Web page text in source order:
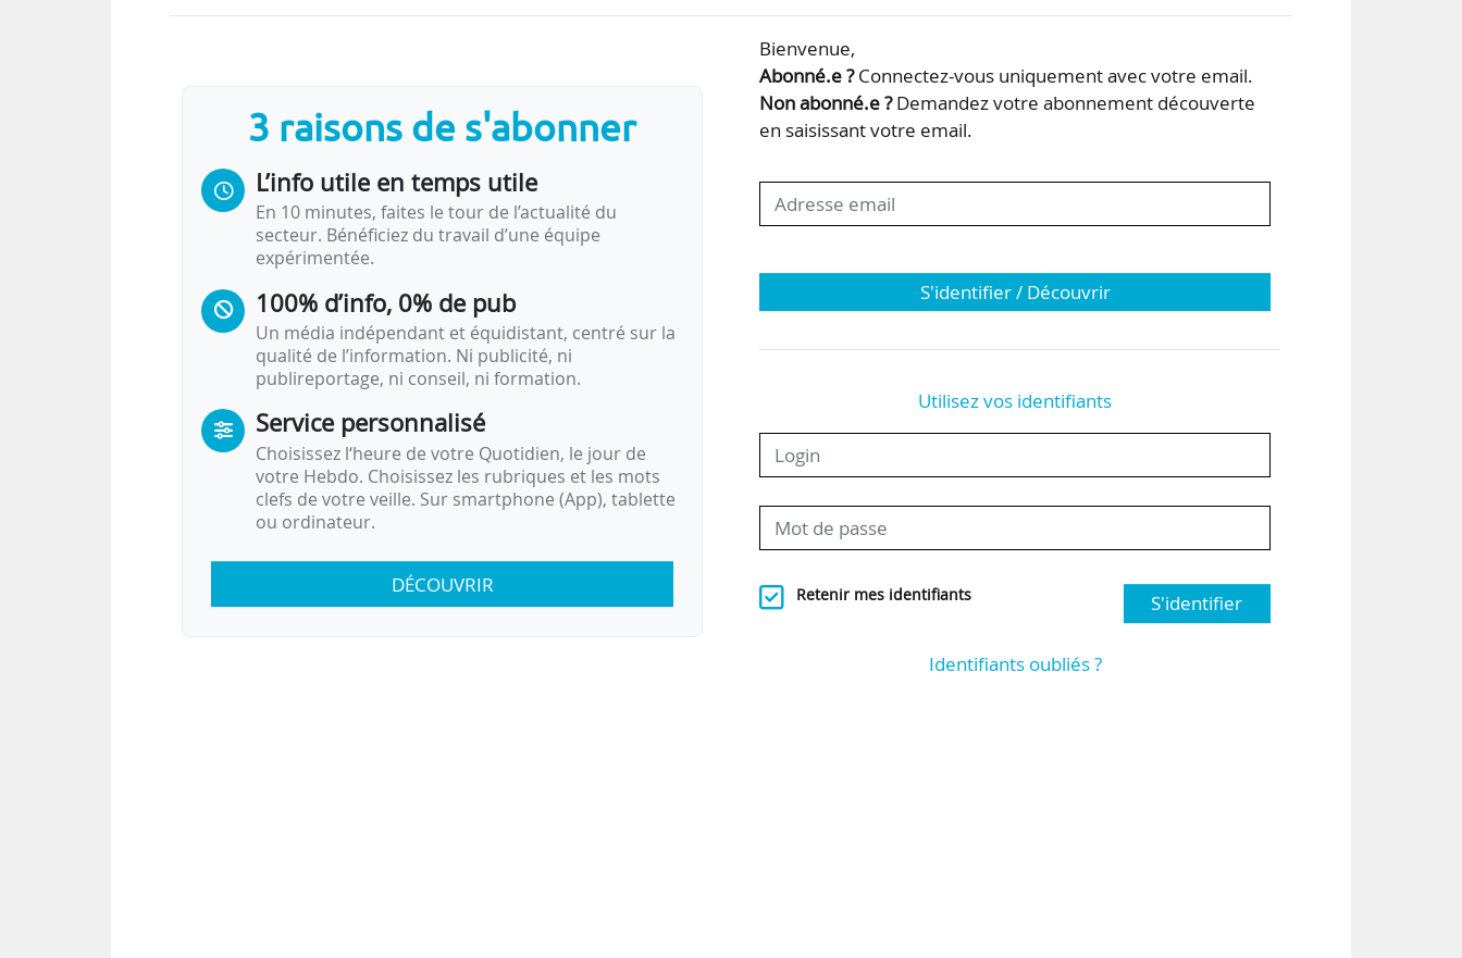
3 raisons de s'abonner
L’info utile en temps utile
En 10 minutes, faites le tour de l’actualité du
secteur. Bénéficiez du travail d’une équipe
expérimentée.
100% d’info, 0% de pub
Un média indépendant et équidistant, centré sur la
qualité de l’information. Ni publicité, ni
publireportage, ni conseil, ni formation.
Service personnalisé
Choisissez l‘heure de votre Quotidien, le jour de
votre Hebdo. Choisissez les rubriques et les mots
clefs de votre veille. Sur smartphone (App), tablette
ou ordinateur.
DÉCOUVRIR
Bienvenue,
Abonné.e ?Connectez-vous uniquement avec votre email.
Non abonné.e ?Demandez votre abonnement découverte
en saisissant votre email.
S'identifier / Découvrir
Utilisez vos identifiants
Retenir mes identifiants S'identifier
Identifiants oubliés ?